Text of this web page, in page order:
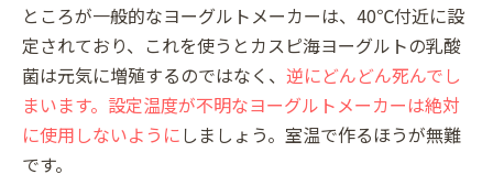
ところが一般的なヨーグルトメーカーは、40℃付近に設
定されており、これを使うとカスピ海ヨーグルトの乳酸
菌は元気に増殖するのではなく、 逆にどんどん死んでし
まいます。設定温度が不明なヨーグルトメーカーは絶対
に使用しないようにしましょう。室温で作るほうが無難
です。